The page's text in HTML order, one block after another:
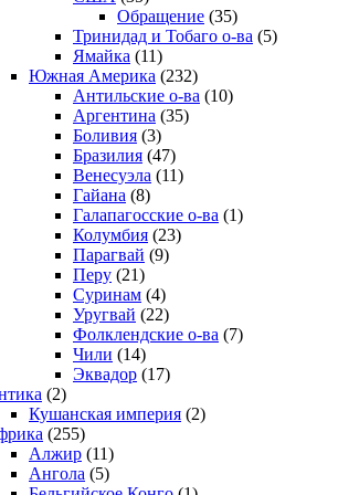
Обращение (35)
Тринидад и Тобаго о-ва (5)
Ямайка (11)
Южная Америка (232)
Антильские о-ва (10)
Аргентина (35)
Боливия (3)
Бразилия (47)
Венесуэла (11)
Гайана (8)
Галапагосские о-ва (1)
Колумбия (23)
Парагвай (9)
Перу (21)
Суринам (4)
Уругвай (22)
Фолклендские о-ва (7)
Чили (14)
Эквадор (17)
(2)
Кушанская империя (2)
(255)
Алжир (11)
Ангола (5)